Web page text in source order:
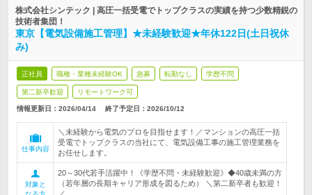
株式会社シンテック | 高圧一括受電でトップクラスの実績を持つ少数精鋭の
技術者集団！
東京【電気設備施工管理】★未経験歓迎★年休122日(土日祝休
み)
正社員 職種・業種未経験OK 急募 転勤なし 学歴不問
第二新卒歓迎 リモートワーク可
情報更新日：2026/04/14 終了予定日： 2026/10/12
仕事内容
＼未経験から電気のプロを目指せます！／マンションの高圧一括
受電でトップクラスの当社にて、電気設備工事の施工管理業務を
お任せします。
対象と
20～30代若手活躍中！《学歴不問・未経験歓迎》◆40歳未満の方
（若年層の長期キャリア形成を図るため） ＼第二新卒者も歓迎！
／